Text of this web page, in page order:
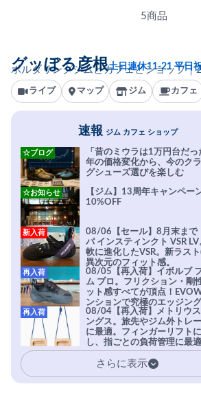
5商品
ボルダリングジムとカフェとショップ｜
グッぼる彦根土日連休11-21 平日
ライブ マップ ジム カフェ
速報 ジム カフェ ショップ
「昔のミウラは1万円台だ
年の価格変化から、今のク
グシューズ選びを楽しむ
☆ブログ
【ジム】13周年キャンペー
10%OFF
☆お知らせ
08/06【セール】8月末まで
パ インスティンクト VSR
軟に進化したVSR。新ラス
異次元のフィット感。
新入荷
08/05【再入荷】イボルブ
ム プロ。フリクション・剛
ット感すべてが頂点！
ンションで究極のエッジン
実現。進化系ラバーEvo-74
を凌駕する粘着力で極小ホ
安心感。
再入荷
08/04【再入荷】メトリウス
ングス。旅先やジム外トレ
に最適。フィンガーリフト
し、指ごとの負荷管理に最
イマーの指を本気で鍛える
再入荷
さらに表示